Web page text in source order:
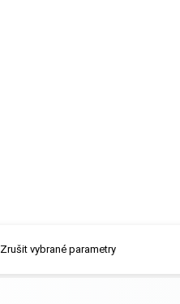
Zrušit vybrané parametry